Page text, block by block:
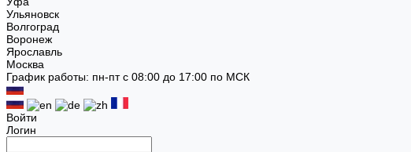
Ульяновск
Волгоград
Воронеж
Ярославль
Москва
График работы: пн-пт с 08:00 до 17:00 по МСК
Войти
Логин